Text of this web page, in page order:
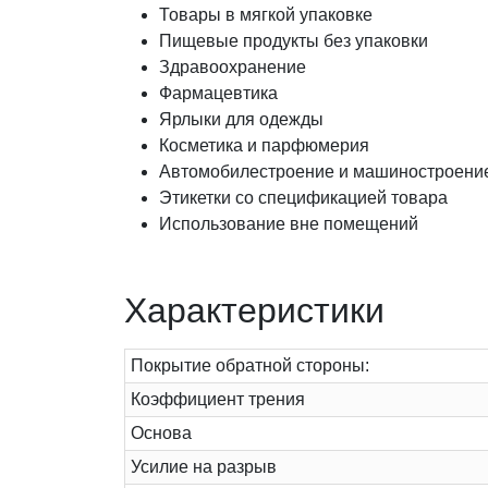
Товары в мягкой упаковке
Пищевые продукты без упаковки
Здравоохранение
Фармацевтика
Ярлыки для одежды
Косметика и парфюмерия
Автомобилестроение и
Этикетки со спецификацией товара
Использование вне помещений
Характеристики
Покрытие обратной стороны:
Коэффициент трения
Основа
Усилие на разрыв